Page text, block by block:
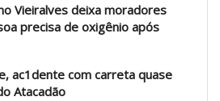
Vieiralves deixa moradores
precisa de oxigênio após
ac1dente com carreta quase
Atacadão